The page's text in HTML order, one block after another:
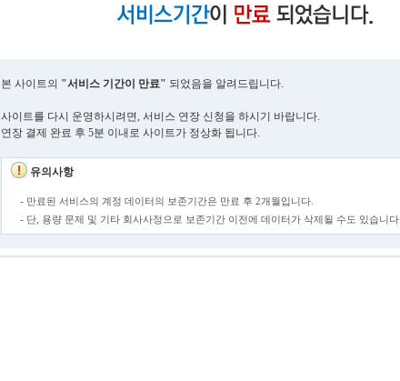
본 사이트의 "서비스 기간이 만료" 되었음을 알려드립니다.
사이트를 다시 운영하시려면, 서비스 연장 신청을 하시기 바랍니다.
연장 결제 완료 후 5분 이내로 사이트가 정상화 됩니다.
유의사항
- 만료된 서비스의 계정 데이터의 보존기간은 만료 후 2개월입니다.
- 단, 용량 문제 및 기타 회사사정으로 보존기간 이전에 데이터가 삭제될 수도 있습니다.